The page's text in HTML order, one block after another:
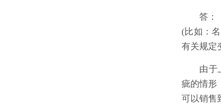
答：《
(比如：
有关规定
由于上
疵的情形
可以销售